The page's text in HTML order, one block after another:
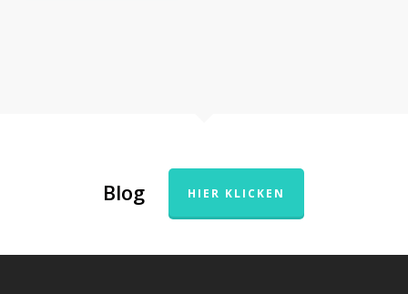
Blog HIER KLICKEN